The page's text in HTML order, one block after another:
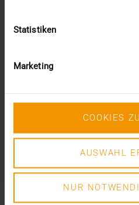
Statistiken
Marketing
COOKIES
AUSWAHL
NUR
VISUS Cloud - Next